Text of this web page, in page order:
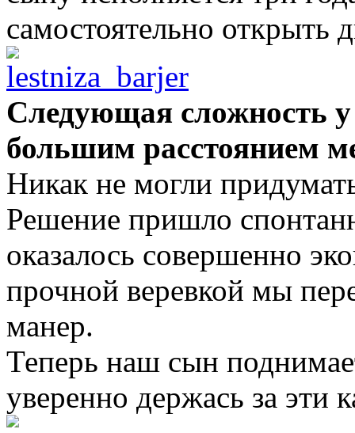
самостоятельно открыть
Следующая сложность
большим расстоянием
Никак не могли
Решение пришло
оказалось совершенно
прочной веревкой мы
манер.
Теперь наш сын
уверенно держась за эти